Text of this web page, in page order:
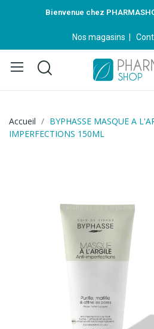
Bienvenue chez
Nos magasins
Accueil
BYPHASSE MASQUE A
IMPERFECTIONS 150ML